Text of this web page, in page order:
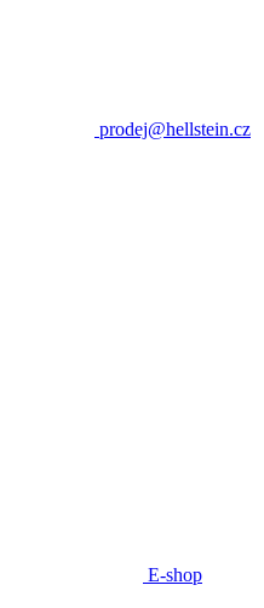
prodej@hellstein.cz
E-shop